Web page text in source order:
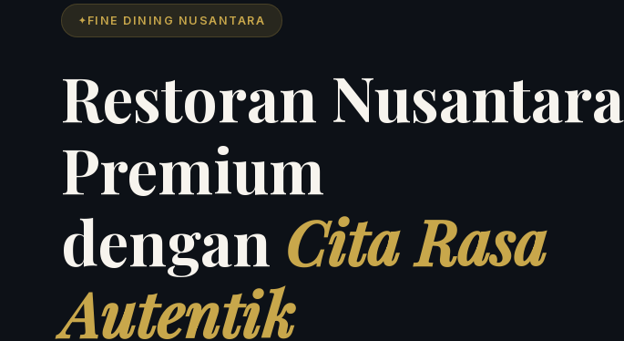
FINE DINING NUSANTARA
Restoran Nusantara
Premium
dengan Cita Rasa
Autentik